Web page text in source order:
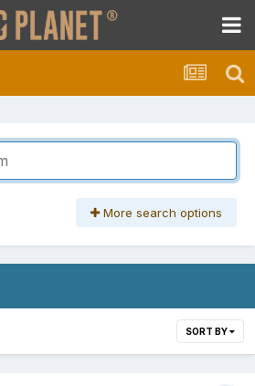
More search options
SORT BY